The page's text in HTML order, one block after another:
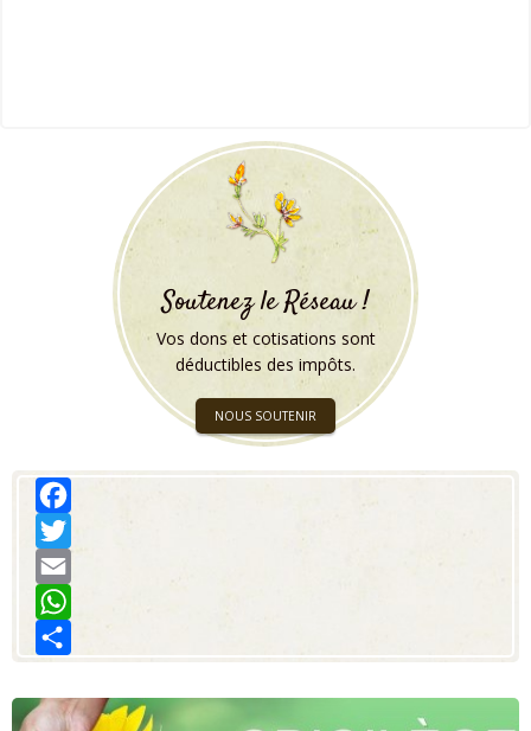
Soutenez le Réseau !
Vos dons et cotisations sont
déductibles des impôts.
NOUS SOUTENIR
Facebook
Twitter
Email
WhatsApp